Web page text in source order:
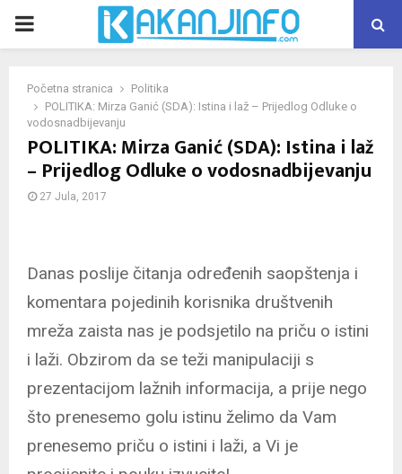
PRIMARY
Početna stranica
Politika
POLITIKA: Mirza Ganić (SDA): Istina i laž – Prijedlog Odluke o
vodosnadbijevanju
POLITIKA: Mirza Ganić (SDA): Istina i laž
– Prijedlog Odluke o vodosnadbijevanju
27 Jula, 2017
Danas poslije čitanja određenih saopštenja i
komentara pojedinih korisnika društvenih
mreža zaista nas je podsjetilo na priču o istini
i laži. Obzirom da se teži manipulaciji s
prezentacijom lažnih informacija, a prije nego
što prenesemo golu istinu želimo da Vam
prenesemo priču o istini i laži, a Vi je